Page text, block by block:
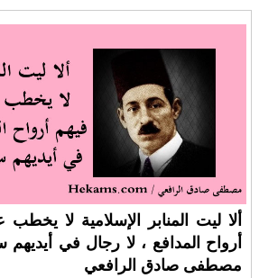
ألا ليت المنابر الإسلامية لا يخطب
أرواح المدافع ، لا رجال في
مصطفى صادق الرافعي